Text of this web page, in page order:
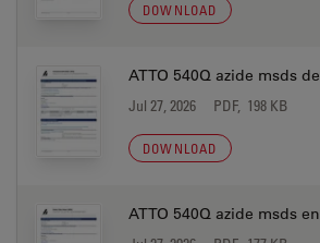
DOWNLOAD
ATTO 540Q azide msds de
Jul 27, 2026 PDF, 198 KB
DOWNLOAD
ATTO 540Q azide msds en